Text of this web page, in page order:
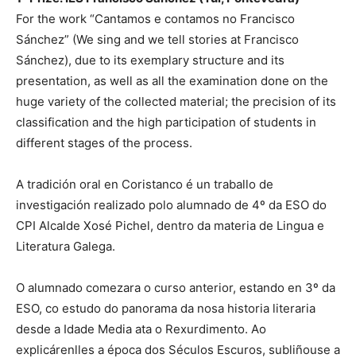
For the work “Cantamos e contamos no Francisco
Sánchez” (We sing and we tell stories at Francisco
Sánchez), due to its exemplary structure and its
presentation, as well as all the examination done on the
huge variety of the collected material; the precision of its
classification and the high participation of students in
different stages of the process.
A tradición oral en Coristanco é un traballo de
investigación realizado polo alumnado de 4º da ESO do
CPI Alcalde Xosé Pichel, dentro da materia de Lingua e
Literatura Galega.
O alumnado comezara o curso anterior, estando en 3º da
ESO, co estudo do panorama da nosa historia literaria
desde a Idade Media ata o Rexurdimento. Ao
explicárenlles a época dos Séculos Escuros, subliñouse a